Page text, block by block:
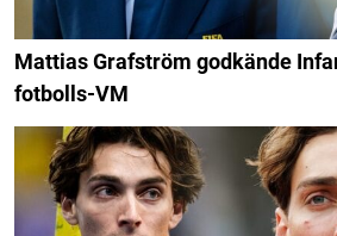
Mattias Grafström godkände
fotbolls-VM